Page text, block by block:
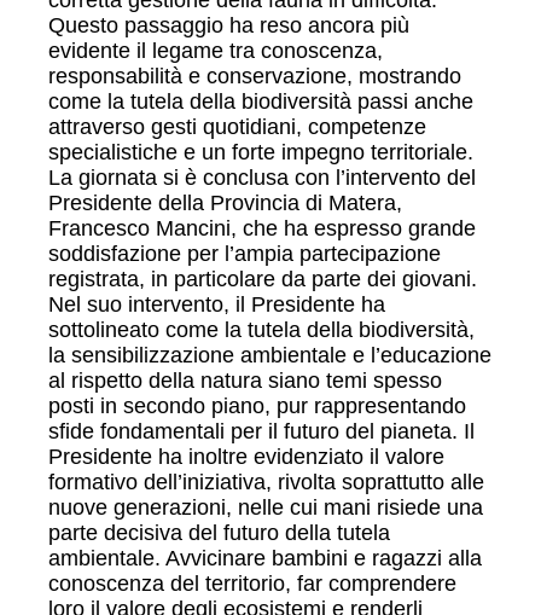
Questo passaggio ha reso ancora più
evidente il legame tra conoscenza,
responsabilità e conservazione, mostrando
come la tutela della biodiversità passi anche
attraverso gesti quotidiani, competenze
specialistiche e un forte impegno territoriale.
La giornata si è conclusa con l’intervento del
Presidente della Provincia di Matera,
Francesco Mancini, che ha espresso grande
soddisfazione per l’ampia partecipazione
registrata, in particolare da parte dei giovani.
Nel suo intervento, il Presidente ha
sottolineato come la tutela della biodiversità,
la sensibilizzazione ambientale e l’educazione
al rispetto della natura siano temi spesso
posti in secondo piano, pur rappresentando
sfide fondamentali per il futuro del pianeta. Il
Presidente ha inoltre evidenziato il valore
formativo dell’iniziativa, rivolta soprattutto alle
nuove generazioni, nelle cui mani risiede una
parte decisiva del futuro della tutela
ambientale. Avvicinare bambini e ragazzi alla
conoscenza del territorio, far comprendere
loro il valore degli ecosistemi e renderli